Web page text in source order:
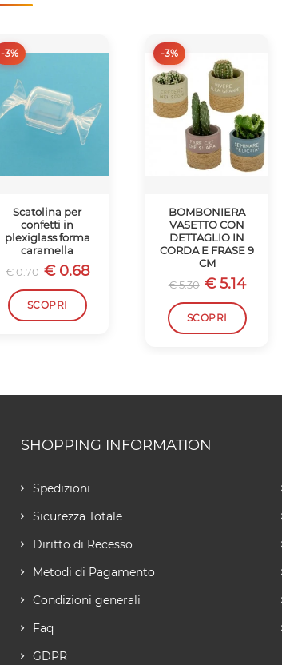
-3%
Scatolina per
confetti in
plexiglass forma
caramella
€ 0.70 € 0.68
SCOPRI
-3%
BOMBONIERA
VASETTO CON
DETTAGLIO IN
CORDA E FRASE 9
CM
€ 5.30 € 5.14
SCOPRI
SHOPPING INFORMATION
Spedizioni
Sicurezza Totale
Diritto di Recesso
Metodi di Pagamento
Condizioni generali
Faq
GDPR